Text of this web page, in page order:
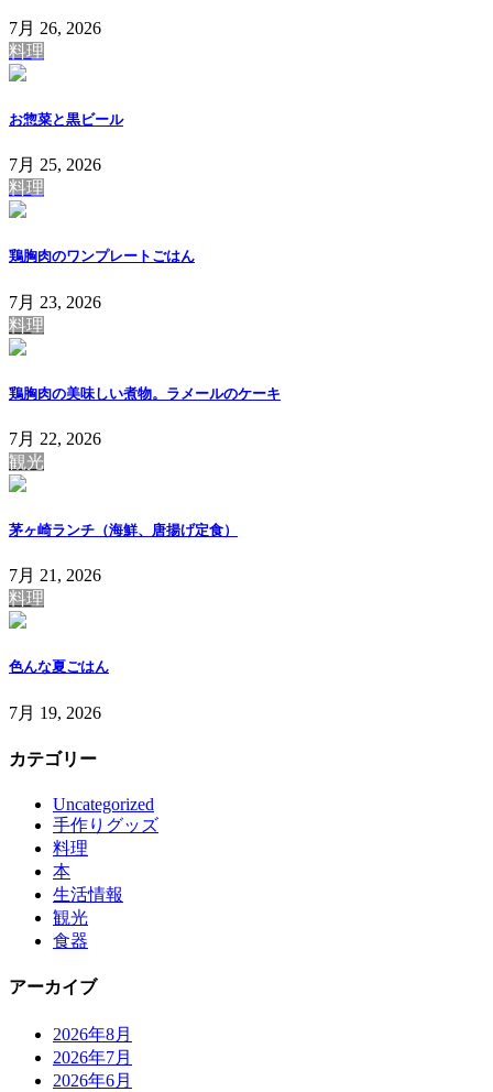
7月 26, 2026
料理
お惣菜と黒ビール
7月 25, 2026
料理
鶏胸肉のワンプレートごはん
7月 23, 2026
料理
鶏胸肉の美味しい煮物。ラメールのケーキ
7月 22, 2026
観光
茅ヶ崎ランチ（海鮮、唐揚げ定食）
7月 21, 2026
料理
色んな夏ごはん
7月 19, 2026
カテゴリー
Uncategorized
手作りグッズ
料理
本
生活情報
観光
食器
アーカイブ
2026年8月
2026年7月
2026年6月